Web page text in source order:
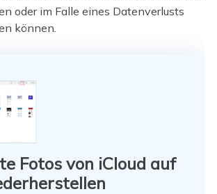
oder im Falle eines Datenverlusts
können.
Fotos von iCloud auf